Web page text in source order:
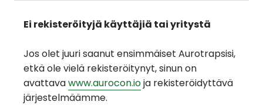
Ei rekisteröityjä käyttäjiä tai yritystä
Jos olet juuri saanut ensimmäiset Aurotrapsisi,
etkä ole vielä rekisteröitynyt, sinun on
avattavawww.aurocon.ioja rekisteröidyttävä
järjestelmäämme.